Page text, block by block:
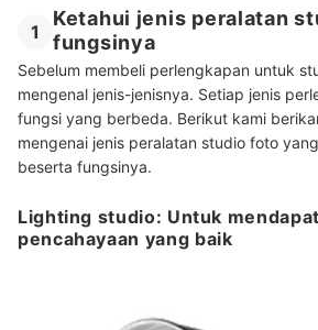
1
Ketahui jenis peralatan
fungsinya
Sebelum membeli perlengkapan untuk
mengenal jenis-jenisnya. Setiap jenis
fungsi yang berbeda. Berikut kami
mengenai jenis peralatan studio foto
beserta fungsinya.
Lighting studio: Untuk
pencahayaan yang baik